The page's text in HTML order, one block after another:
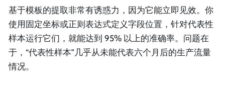
基于模板的提取非常有诱惑力，因为它能立即见效。你
使用固定坐标或正则表达式定义字段位置，针对代表性
样本运行它们，就能达到 95% 以上的准确率。问题在
于，“代表性样本”几乎从未能代表六个月后的生产流量
情况。